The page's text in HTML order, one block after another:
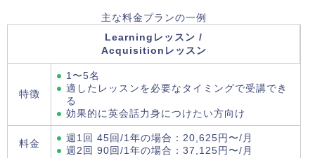
主な料金プランの一例
Learningレッスン /
Acquisitionレッスン
特徴
1〜5名
適したレッスンを必要なタイミングで受講でき
る
効果的に英会話力身につけたい方向け
料金
週1回 45回/1年の場合：20,625円〜/月
週2回 90回/1年の場合：37,125円〜/月